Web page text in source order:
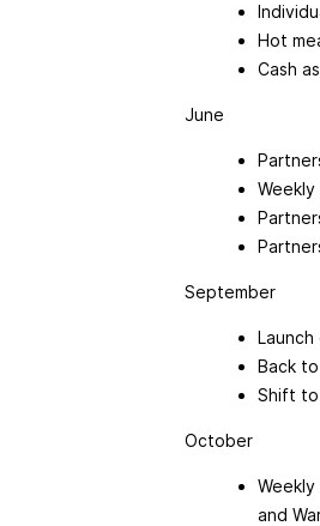
Hot
Cash
June
September
Back
Shift to
October
and